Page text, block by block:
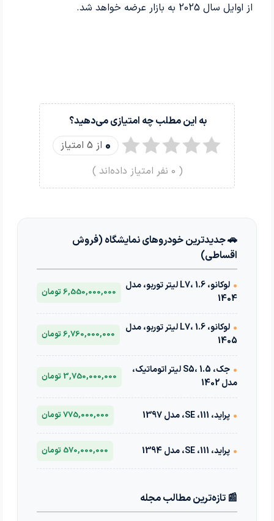
از اوایل سال 2025 به بازار عرضه خواهد شد.
به این مطلب چه امتیازی می‌دهید؟
0 از 5 امتیاز
(
0 نفر امتیاز داده‌اند )
🚗 جدیدترین خودروهای نمایشگاه (فروش
اقساطی)
•
لوکانو، L7، 1.6 لیتر توربو، مدل
1404
6,550,000,000 تومان
•
لوکانو، L7، 1.6 لیتر توربو، مدل
1405
6,760,000,000 تومان
•
جک، S5، 1.5 لیتر اتوماتیک،
مدل 1402
3,750,000,000 تومان
• پراید، 111، SE، مدل 1397 775,000,000 تومان
• پراید، 111، SE، مدل 1394 570,000,000 تومان
📰 تازه‌ترین مطالب مجله